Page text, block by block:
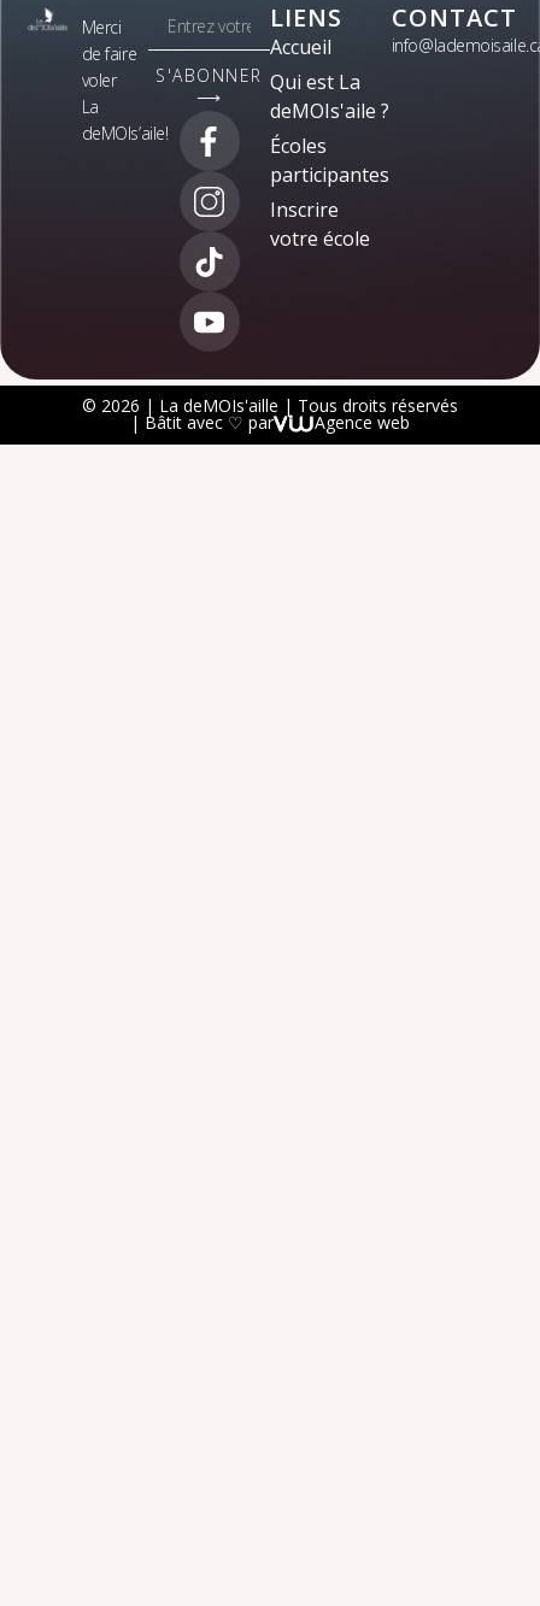
Merci
de faire
voler
La
deMOIs’aile!
S'ABONNER
⟶
LIENS
Accueil
Qui est La
deMOIs'aile ?
Écoles
participantes
Inscrire
votre école
CONTACT
© 2026 | La deMOIs'aille | Tous droits réservés
| Bâtit avec ♡ par Agence web